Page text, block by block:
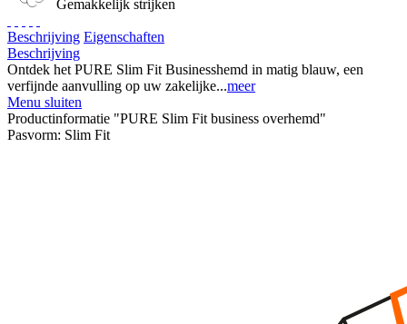
Gemakkelijk strijken
Beschrijving Eigenschaften
Beschrijving
Ontdek het PURE Slim Fit Businesshemd in matig blauw, een
verfijnde aanvulling op uw zakelijke...meer
Menu sluiten
Productinformatie "PURE Slim Fit business overhemd"
Pasvorm: Slim Fit